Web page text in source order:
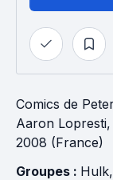
Comics de
Aaron Lopresti,
2008 (France)
Groupes : Hulk,